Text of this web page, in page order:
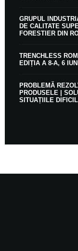
GRUPUL
DE CALITATE
FORESTIER DIN
TRENCHLESS
EDIȚIA A 8-A, 6
PROBLEMĂ
PRODUSELE |
SITUAȚIILE